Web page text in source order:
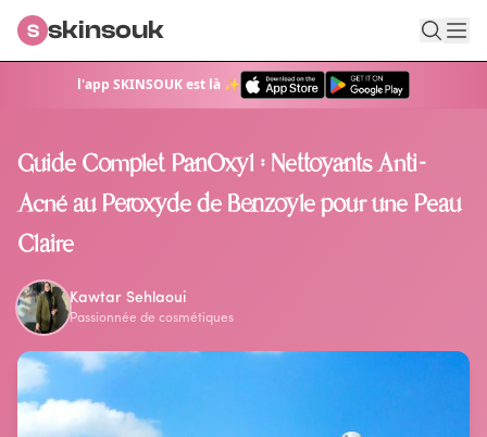
l'app SKINSOUK est là ✨
S skinsouk
Retour au blog
Guide Complet PanOxyl : Nettoyants Anti-
Acné au Peroxyde de Benzoyle pour une Peau
Claire
Kawtar Sehlaoui
Passionnée de cosmétiques